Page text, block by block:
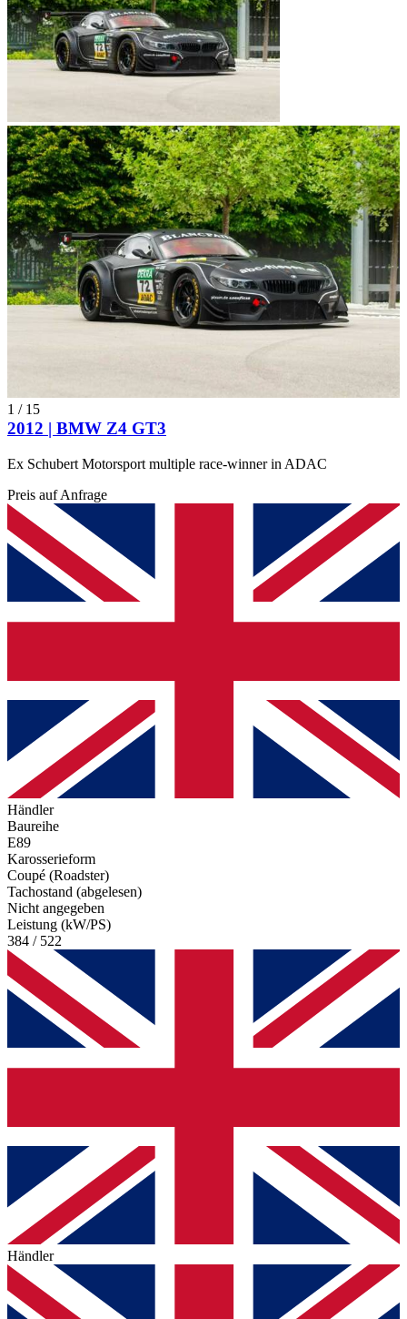
1 / 15
2012 | BMW Z4 GT3
Ex Schubert Motorsport multiple race-winner in ADAC
Preis auf Anfrage
Händler
Baureihe
E89
Karosserieform
Coupé (Roadster)
Tachostand (abgelesen)
Nicht angegeben
Leistung (kW/PS)
384 / 522
Händler